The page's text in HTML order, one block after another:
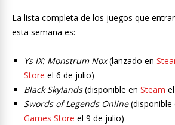
La lista completa de los juegos que
esta semana es:
Ys IX: Monstrum Nox(lanzado en
Store el 6 de julio)
Black Skylands(disponible en Steam
Swords of Legends Online(disponible
Games Store el 9 de julio)